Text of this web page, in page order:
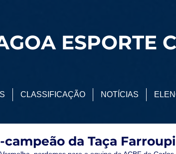
ESPORTE
CLASSIFICAÇÃO NOTÍCIAS
campeão da Taça